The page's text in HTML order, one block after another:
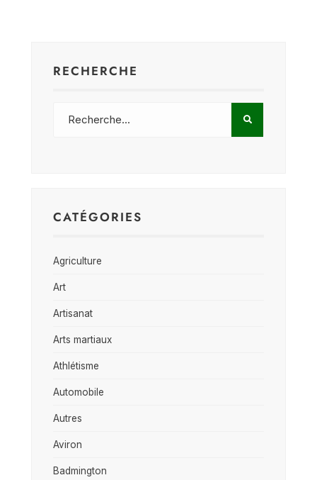
RECHERCHE
CATÉGORIES
Agriculture
Art
Artisanat
Arts martiaux
Athlétisme
Automobile
Autres
Aviron
Badmington